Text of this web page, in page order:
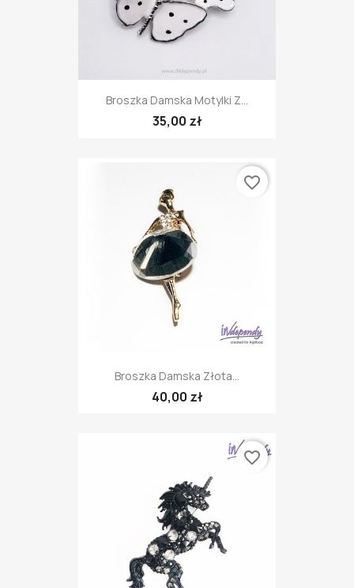
Broszka Damska Motylki Z...
35,00 zł
Broszka Damska Złota...
40,00 zł
favorite_border
favorite_border